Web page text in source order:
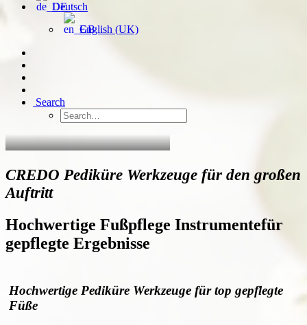
Deutsch
English (UK)
Search
CREDO Pediküre Werkzeuge für den großen
Auftritt
Hochwertige Fußpflege Instrumentefür
gepflegte Ergebnisse
Hochwertige Pediküre Werkzeuge für top gepflegte
Füße